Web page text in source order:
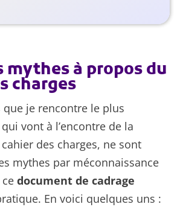
mythes à propos du
charges
que je rencontre le plus
vont à l’encontre de la
des charges, ne sont
mythes par méconnaissance
cedocument de cadrage
En voici quelques uns :